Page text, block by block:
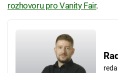
rozhovoru pro Vanity Fair.